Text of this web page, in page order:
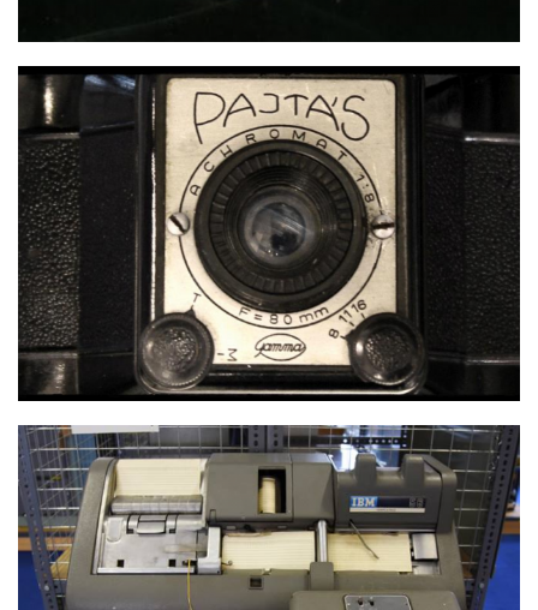
PAJTÁS FÉNYKÉPEZŐGÉP
IBM LYUKKÁRTYA GÉP